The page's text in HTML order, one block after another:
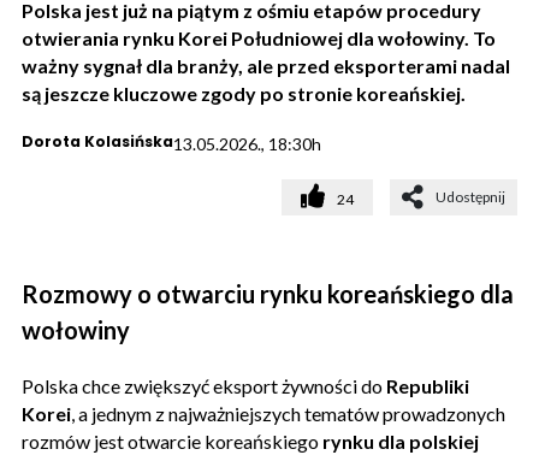
Polska jest już na piątym z ośmiu etapów procedury
otwierania rynku Korei Południowej dla wołowiny. To
ważny sygnał dla branży, ale przed eksporterami nadal
są jeszcze kluczowe zgody po stronie koreańskiej.
Dorota Kolasińska13.05.2026., 18:30h
24 Udostępnij
Rozmowy o otwarciu rynku koreańskiego dla
wołowiny
Polska chce zwiększyć eksport żywności do Republiki
Korei , a jednym z najważniejszych tematów prowadzonych
rozmów jest otwarcie koreańskiego rynku dla polskiej